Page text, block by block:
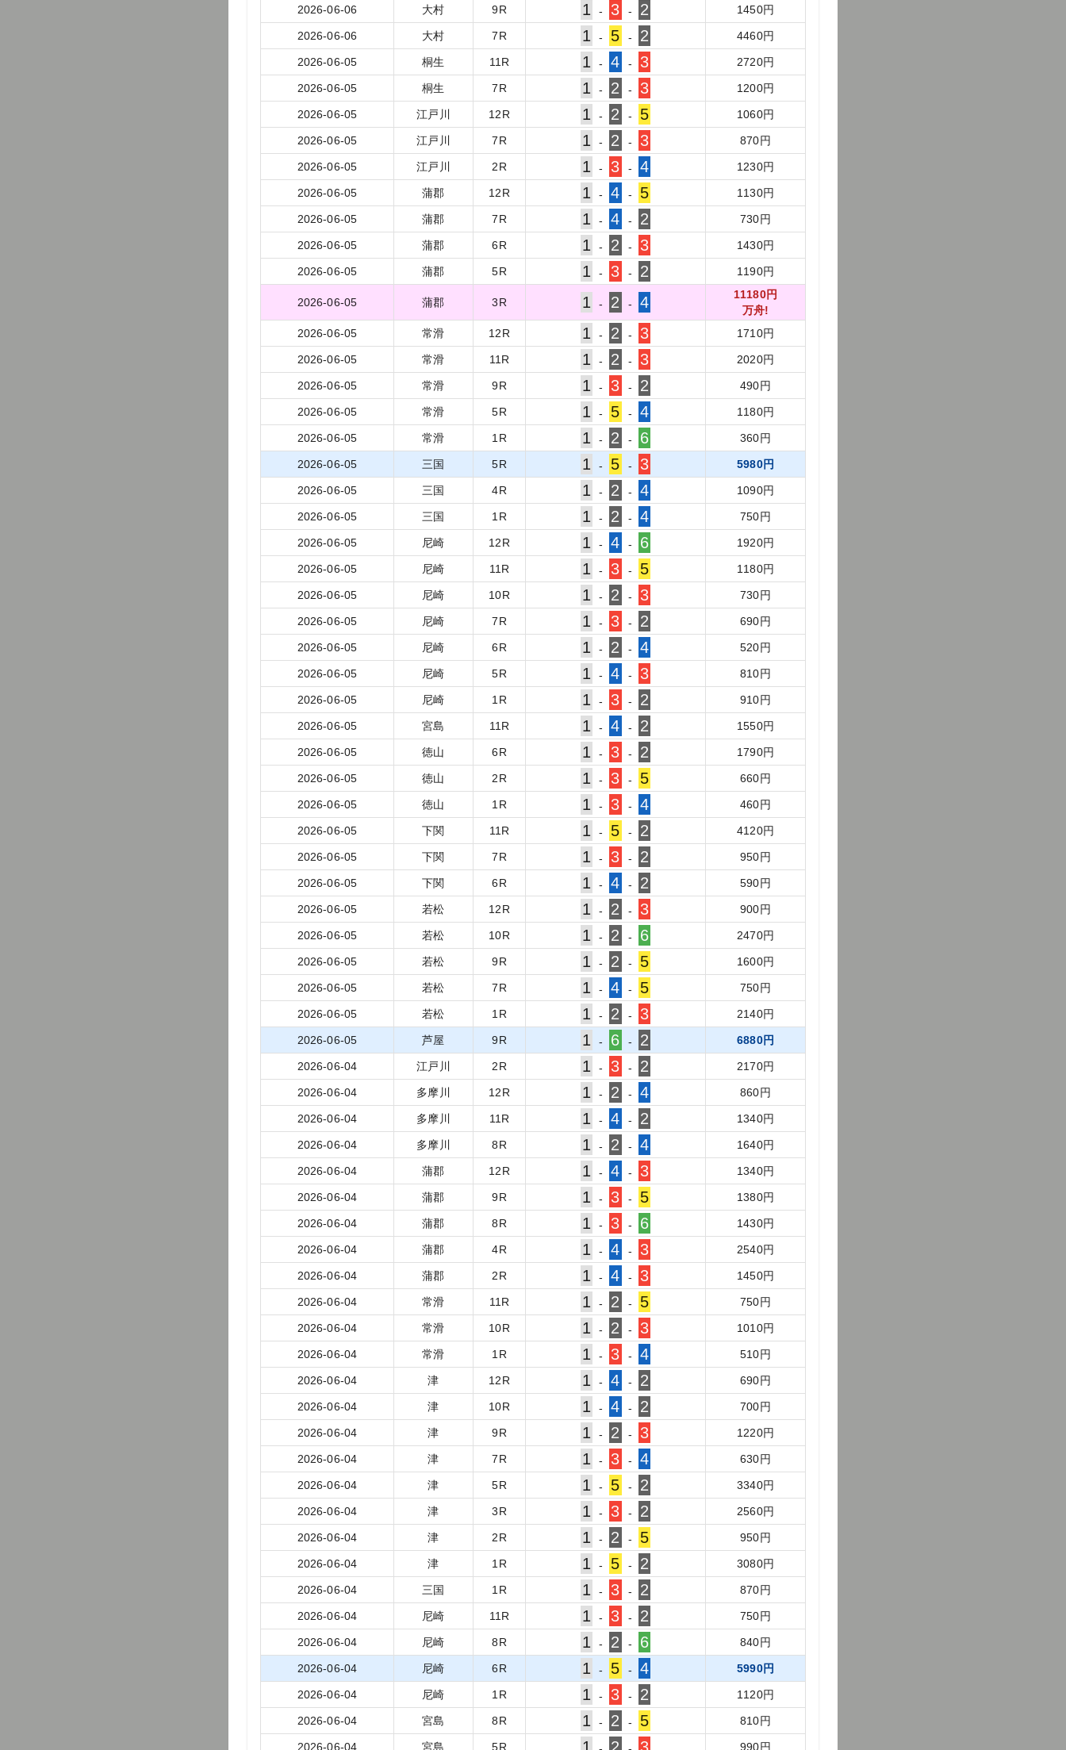
2026-06-06 大村 9R 1 - 3 - 2 1450円
2026-06-06 大村 7R 1 - 5 - 2 4460円
2026-06-05 桐生 11 R 1 - 4 - 3 2720円
2026-06-05 桐生 7R 1 - 2 - 3 1200円
2026-06-05 江戸川 12R 1 - 2 - 5 1060円
2026-06-05 江戸川 7R 1 - 2 - 3 870円
2026-06-05 江戸川 2R 1 - 3 - 4 1230円
2026-06-05 蒲郡 12R 1 - 4 - 5 1130円
2026-06-05 蒲郡 7R 1 - 4 - 2 730円
2026-06-05 蒲郡 6R 1 - 2 - 3 1430円
2026-06-05 蒲郡 5R 1 - 3 - 2 1190円
2026-06-05 蒲郡 3R 1 - 2 - 4 11180円
万舟!
2026-06-05
常滑 12R 1 - 2 - 3 1710円
2026-06-05 常滑 11 R 1 - 2 - 3 2020円
2026-06-05 常滑 9R 1 - 3 - 2 490円
2026-06-05 常滑 5R 1 - 5 - 4 1180円
2026-06-05 常滑 1 R 1 - 2 - 6 360円
2026-06-05 三国 5R 1 - 5 - 3 5980円
2026-06-05 三国 4R 1 - 2 - 4 1090円
2026-06-05 三国 1 R 1 - 2 - 4 750円
2026-06-05 尼崎 12R 1 - 4 - 6 1920円
2026-06-05 尼崎 11 R 1 - 3 - 5 1180円
2026-06-05 尼崎 10R 1 - 2 - 3 730円
2026-06-05 尼崎 7R 1 - 3 - 2 690円
2026-06-05 尼崎 6R 1 - 2 - 4 520円
2026-06-05 尼崎 5R 1 - 4 - 3 810円
2026-06-05 尼崎 1 R 1 - 3 - 2 910円
2026-06-05 宮島 11 R 1 - 4 - 2 1550円
2026-06-05 徳山 6R 1 - 3 - 2 1790円
2026-06-05 徳山 2R 1 - 3 - 5 660円
2026-06-05 徳山 1 R 1 - 3 - 4 460円
2026-06-05 下関 11 R 1 - 5 - 2 4120円
2026-06-05 下関 7R 1 - 3 - 2 950円
2026-06-05 下関 6R 1 - 4 - 2 590円
2026-06-05 若松 12R 1 - 2 - 3 900円
2026-06-05 若松 10R 1 - 2 - 6 2470円
2026-06-05 若松 9R 1 - 2 - 5 1600円
2026-06-05 若松 7R 1 - 4 - 5 750円
2026-06-05 若松 1 R 1 - 2 - 3 2140円
2026-06-05 芦屋 9R 1 - 6 - 2 6880円
2026-06-04 江戸川 2R 1 - 3 - 2 2170円
2026-06-04 多摩川 12R 1 - 2 - 4 860円
2026-06-04 多摩川 11 R 1 - 4 - 2 1340円
2026-06-04 多摩川 8R 1 - 2 - 4 1640円
2026-06-04 蒲郡 12R 1 - 4 - 3 1340円
2026-06-04 蒲郡 9R 1 - 3 - 5 1380円
2026-06-04 蒲郡 8R 1 - 3 - 6 1430円
2026-06-04 蒲郡 4R 1 - 4 - 3 2540円
2026-06-04 蒲郡 2R 1 - 4 - 3 1450円
2026-06-04 常滑 11 R 1 - 2 - 5 750円
2026-06-04 常滑 10R 1 - 2 - 3 1010円
2026-06-04 常滑 1 R 1 - 3 - 4 510円
2026-06-04 津 12R 1 - 4 - 2 690円
2026-06-04 津 10R 1 - 4 - 2 700円
2026-06-04 津 9R 1 - 2 - 3 1220円
2026-06-04 津 7R 1 - 3 - 4 630円
2026-06-04 津 5R 1 - 5 - 2 3340円
2026-06-04 津 3R 1 - 3 - 2 2560円
2026-06-04 津 2R 1 - 2 - 5 950円
2026-06-04 津 1 R 1 - 5 - 2 3080円
2026-06-04 三国 1 R 1 - 3 - 2 870円
2026-06-04 尼崎 11 R 1 - 3 - 2 750円
2026-06-04 尼崎 8R 1 - 2 - 6 840円
2026-06-04 尼崎 6R 1 - 5 - 4 5990円
2026-06-04 尼崎 1 R 1 - 3 - 2 1120円
2026-06-04 宮島 8R 1 - 2 - 5 810円
2026-06-04 宮島 5R 990円